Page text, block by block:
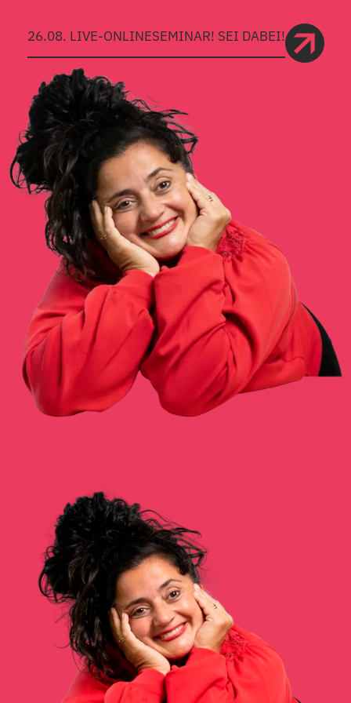
26.08. LIVE-ONLINESEMINAR! SEI DABEI!